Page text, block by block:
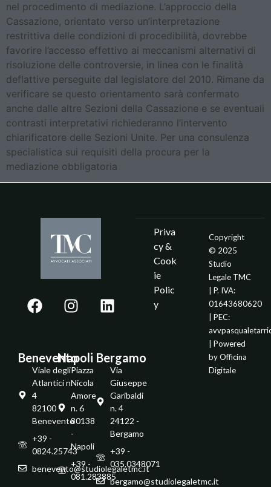
nel procedimento di mediazione. L’approccio della
Cassazione, orientato verso un’interpretazione
restrittiva delle condizioni di procedibilità, dovrebbe
favorire l’accesso effettivo ai meccanismi alternativi di
risoluzione delle controversie, in linea con le finalità
deflattive perseguite dal legislatore del 2010. Rimane da
verificare se questo orientamento sarà confermato
anche dalle altre Sezioni della Cassazione e se eventuali
contrasti interpretativi richiederanno l’intervento
chiarificatore delle Sezioni Unite. Per una consulenza
specialistica sui requisiti della procura per la
mediazione obbligatoria
Benevento
Viale degli
Atlantici n.
4
82100 -
Benevento
+39 -
0824.25743
benevento@studiolegaletmc.it
Napoli
Piazza
Nicola
Amore
n. 6
80138
-
Napoli
+39 -
081.283885
Bergamo
Via
Giuseppe
Garibaldi
n. 4
24122 -
Bergamo
+39 -
035.0348071
bergamo@studiolegaletmc.it
Priva
cy &
Cook
ie
Polic
y
Copyright
© 2025
Studio
Legale TMC
| P. IVA:
01643680620
| PEC:
| Powered
byOfficina
Digitale